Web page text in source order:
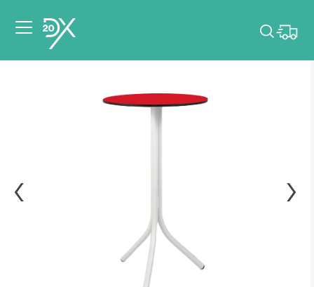
dates de votre
événement.